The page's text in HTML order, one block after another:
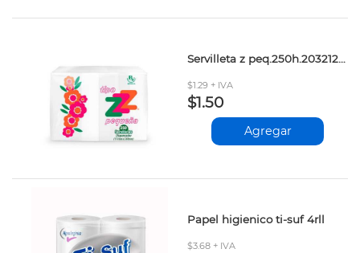
Servilleta z peq.250h.203212803
$1.29 + IVA
$1.50
Agregar
Papel higienico ti-suf 4rll
$3.68 + IVA